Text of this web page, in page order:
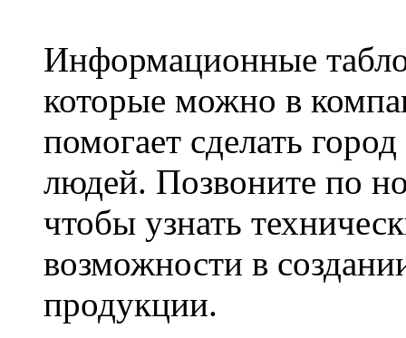
Информационные табло
которые можно в
помогает сделать
людей. Позвоните по
чтобы узнать
возможности в
продукции.